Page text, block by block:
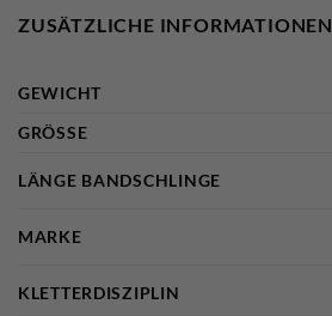
ZUSÄTZLICHE INFORMATIONEN
GEWICHT
GRÖSSE
LÄNGE BANDSCHLINGE
MARKE
KLETTERDISZIPLIN